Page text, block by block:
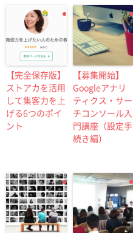
【完全保存版】
ストアカを活用
して集客力を上
げる6つのポイ
ント
【募集開始】
Googleアナリ
ティクス・サー
チコンソール入
門講座（設定手
続き編）